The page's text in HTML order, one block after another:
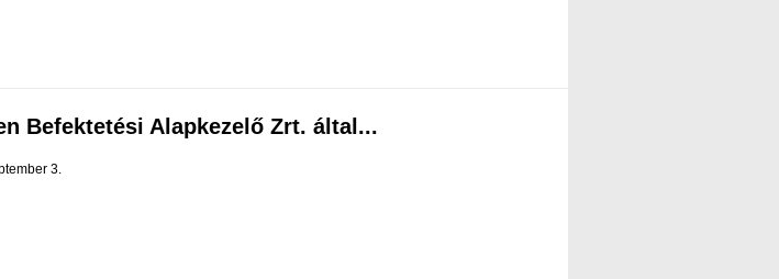
Befektetési Alapkezelő Zrt. által...
3.